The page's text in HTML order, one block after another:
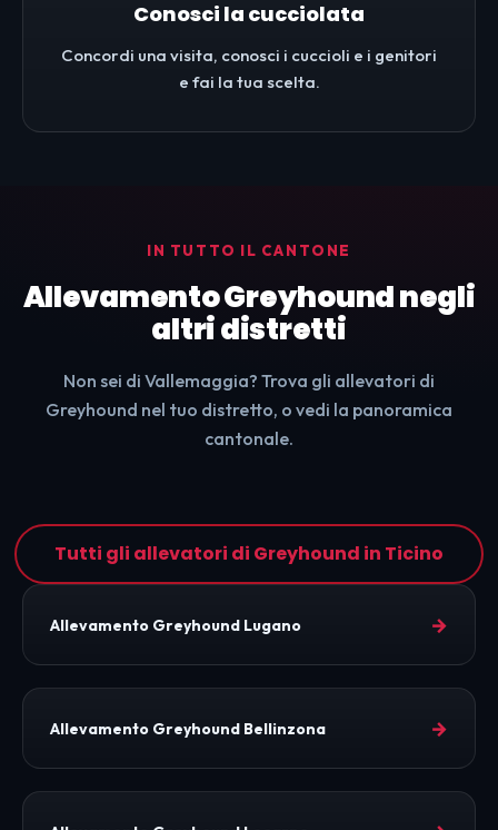
Conosci la cucciolata
Concordi una visita, conosci i cuccioli e i genitori
e fai la tua scelta.
IN TUTTO IL CANTONE
Allevamento Greyhound negli
altri distretti
Non sei di Vallemaggia? Trova gli allevatori di
Greyhound nel tuo distretto, o vedi la panoramica
cantonale.
Tutti gli allevatori di Greyhound in Ticino
Allevamento Greyhound Lugano →
Allevamento Greyhound Bellinzona →